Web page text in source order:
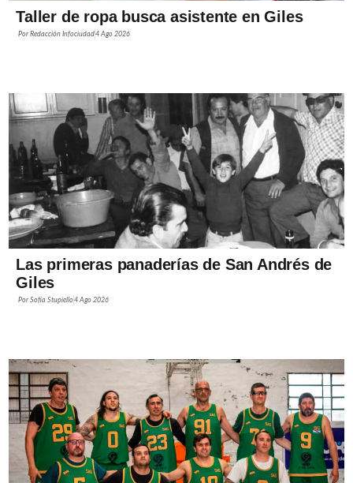
Taller de ropa busca asistente en Giles
PorRedacción Infociudad4 Ago 2026
Las primeras panaderías de San Andrés de
Giles
PorSofía Stupiello4 Ago 2026